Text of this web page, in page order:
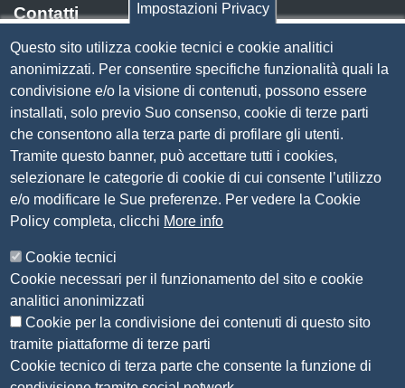
Contatti
Via Luigi Einaudi, 23, 25121 Brescia BS
Tel. 030 37251
PECcamera.brescia@bs.legalmail.camcom.it
P.IVA 00859790172
C.F. 80013870177
Contatti
Amministrazione Trasparente
Organizzazione
Bandi di concorso
Bandi di gara e contratti
Provvedimenti
Attività e procedimenti
Seguici su
Impostazioni Privacy
Questo sito utilizza cookie tecnici e cookie analitici
anonimizzati. Per consentire specifiche funzionalità quali la
condivisione e/o la visione di contenuti, possono essere
installati, solo previo Suo consenso, cookie di terze parti
che consentono alla terza parte di profilare gli utenti.
Tramite questo banner, può accettare tutti i cookies,
selezionare le categorie di cookie di cui consente l’utilizzo
e/o modificare le Sue preferenze. Per vedere la Cookie
Policy completa, clicchi More info
Cookie tecnici
Cookie necessari per il funzionamento del sito e cookie
analitici anonimizzati
Cookie per la condivisione dei contenuti di questo sito
tramite piattaforme di terze parti
Cookie tecnico di terza parte che consente la funzione di